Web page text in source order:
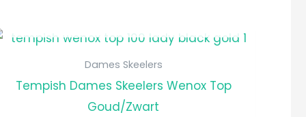
Dames Skeelers
Tempish Dames Skeelers Wenox Top
Goud/Zwart